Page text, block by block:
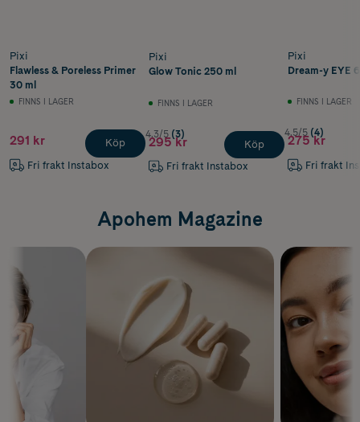
Pixi
Flawless & Poreless Primer
30 ml
FINNS I LAGER
291 kr
Fri frakt Instabox
Köp
Pixi
Glow Tonic 250 ml
FINNS I LAGER
4.3/5 (3)
295 kr
Fri frakt Instabox
Köp
Pixi
Dream-y EYE
FINNS I LAGER
4.5/5 (4)
275 kr
Fri frakt
Apohem Magazine